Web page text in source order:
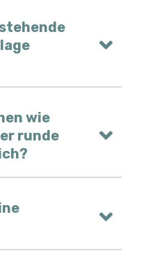
wie
runde